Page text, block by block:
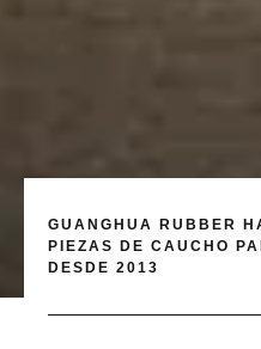
GUANGHUA RUBBER
PIEZAS DE CAUCHO
DESDE 2013